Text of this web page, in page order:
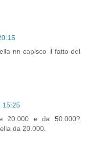
nn capisco il fatto del
15:25
20.000 e da 50.000?
da 20.000.